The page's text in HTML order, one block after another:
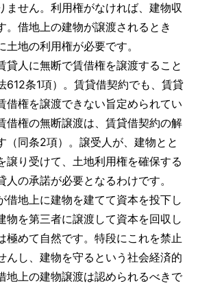
ません。利用権がなければ、建物収
。借地上の建物が譲渡されるとき
地の利用権が必要です。
人に無断で賃借権を譲渡すること
612条1項）。賃貸借契約でも、賃貸
借権を譲渡できない旨定められてい
借権の無断譲渡は、賃貸借契約の解
（同条2項）。譲受人が、建物とと
譲り受けて、土地利用権を確保する
人の承諾が必要となるわけです。
地上に建物を建てて資本を投下し
物を第三者に譲渡して資本を回収し
極めて自然です。特段にこれを禁止
んし、建物を守るという社会経済的
地上の建物譲渡は認められるべきで